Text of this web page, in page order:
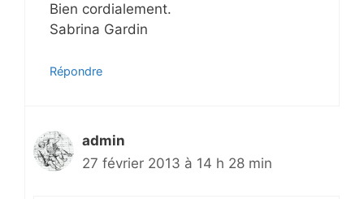
Bien cordialement.
Sabrina Gardin
Répondre
admin
27 février 2013 à 14 h 28 min